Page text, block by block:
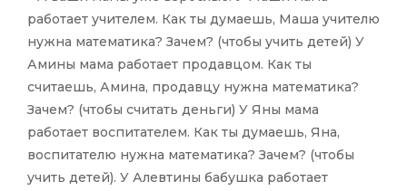
работает учителем. Как ты думаешь, Маша учителю
нужна математика? Зачем? (чтобы учить детей) У
Амины мама работает продавцом. Как ты
считаешь, Амина, продавцу нужна математика?
Зачем? (чтобы считать деньги) У Яны мама
работает воспитателем. Как ты думаешь, Яна,
воспитателю нужна математика? Зачем? (чтобы
учить детей). У Алевтины бабушка работает